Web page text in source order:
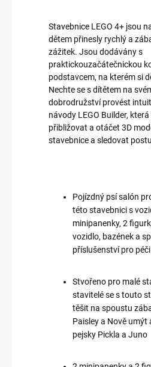
Stavebnice LEGO 4+ jsou
dětem přinesly rychlý a
zážitek. Jsou dodávány s
praktickouzačátečnickou
podstavcem, na kterém si
Nechte se s dítětem na
dobrodružství provést
návody LEGO Builder,
přibližovat a otáčet 3D
stavebnice a sledovat
Pojízdný psí salón
této stavebnici s
minipanenky, 2
vozidlo, bazének a
příslušenství pro
Stvořeno pro malé
stavitelé se s touto
těšit na spoustu
Paisley a Nově
pejsky Pickla a Juno